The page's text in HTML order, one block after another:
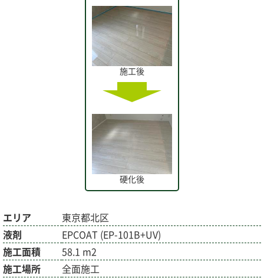
施工後
硬化後
エリア
東京都北区
液剤
EPCOAT (EP-101B+UV)
施工面積
58.1 m2
施工場所
全面施工